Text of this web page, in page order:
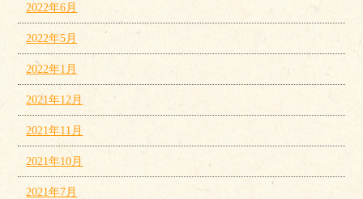
2022年6月
2022年5月
2022年1月
2021年12月
2021年11月
2021年10月
2021年7月